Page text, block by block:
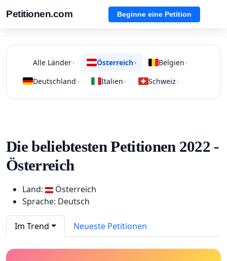
Petitionen.com Beginne eine Petition
Alle Länder› Österreich› Belgien ›
Deutschland › Italien › Schweiz ›
Die beliebtesten Petitionen 2022 -
Österreich
Land:
Österreich
Sprache: Deutsch
Im Trend Neueste Petitionen